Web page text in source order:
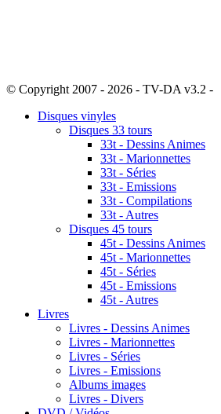
© Copyright 2007 - 2026 - TV-DA v3.2 -
Disques vinyles
Disques 33 tours
33t - Dessins Animes
33t - Marionnettes
33t - Séries
33t - Emissions
33t - Compilations
33t - Autres
Disques 45 tours
45t - Dessins Animes
45t - Marionnettes
45t - Séries
45t - Emissions
45t - Autres
Livres
Livres - Dessins Animes
Livres - Marionnettes
Livres - Séries
Livres - Emissions
Albums images
Livres - Divers